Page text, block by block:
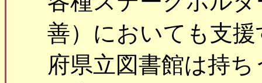
善）においても支
府県立図書館は持